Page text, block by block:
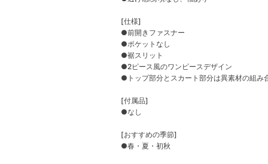
[仕様]
●前開きファスナー
●ポケットなし
●裾スリット
●2ピース風のワンピースデザイン
●トップ部分とスカート部分は異素材の組み
[付属品]
●なし
[おすすめの季節]
●春・夏・初秋